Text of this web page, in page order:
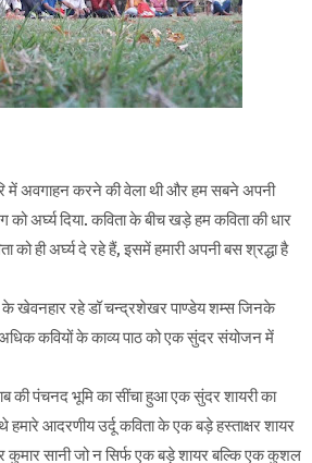
में अवगाहन करने की वेला थी और हम सबने अपनी
अर्घ्य दिया. कविता के बीच खड़े हम कविता की धार
ही अर्घ्य दे रहे हैं, इसमें हमारी अपनी बस श्रद्धा है
के खेवनहार रहे डॉ चन्द्रशेखर पाण्डेय शम्स जिनके
कवियों के काव्य पाठ को एक सुंदर संयोजन में
की पंचनद भूमि का सींचा हुआ एक सुंदर शायरी का
हमारे आदरणीय उर्दू कविता के एक बड़े हस्ताक्षर शायर
सानी जो न सिर्फ एक बड़े शायर बल्कि एक कुशल